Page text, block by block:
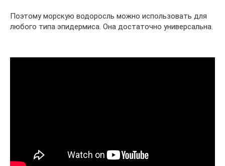
Поэтому морскую водоросль можно использовать для
любого типа эпидермиса. Она достаточно универсальна.